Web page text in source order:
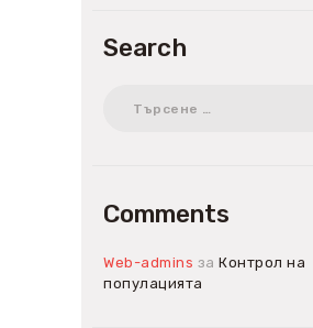
Search
Comments
Web-admins за Контрол на
популацията